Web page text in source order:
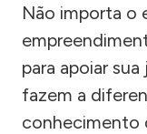
Não importa o
para apoiar
fazem a
conhecimento